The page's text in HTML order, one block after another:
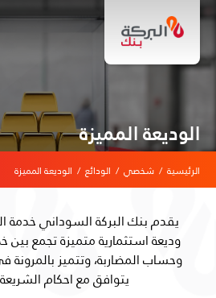
الوديعة المميزة
الرئيسية / شخصي / الودائع / الوديعة المميزة
يقدم بنك البركة السوداني خدمة
وديعة استثمارية متميزة تجمع
وحساب المضاربة، وتتميز بالمرونة
يتوافق مع احكام